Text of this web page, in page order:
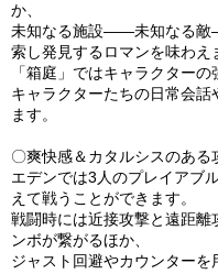
か、
未知なる施設――未知なる敵
索し発見するロマンを味わえ
「箱庭」ではキャラクター
キャラクターたちの日常会話
ます。
〇爽快感＆カタルシスのある
エデンでは3人のプレイアブ
えて戦うことができます。
戦闘時には近接攻撃と遠距離
ンボが繋がるほか、
ジャスト回避やカウンター